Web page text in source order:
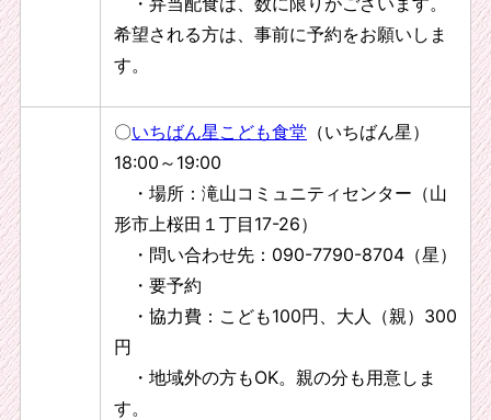
希望される方は、事前に予約をお願いしま
す。
〇いちばん星こども食堂 （いちばん星）
18:00～19:00
・場所：滝山コミュニティセンター（山
形市上桜田１丁目17-26）
・問い合わせ先：090-7790-8704（星）
・要予約
・協力費：こども100円、大人（親）300
円
・地域外の方もOK。親の分も用意しま
す。